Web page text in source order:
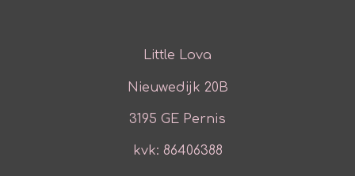
Little Lova
Nieuwedijk 20B
3195 GE Pernis
kvk: 86406388